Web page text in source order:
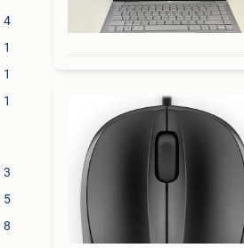
4
1
1
1
3
5
8